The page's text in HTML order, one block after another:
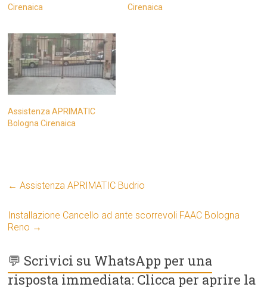
Cirenaica
Cirenaica
Assistenza APRIMATIC
Bologna Cirenaica
← Assistenza APRIMATIC Budrio
Installazione Cancello ad ante scorrevoli FAAC Bologna
Reno →
💬 Scrivici su WhatsApp per una
risposta immediata: Clicca per aprire la